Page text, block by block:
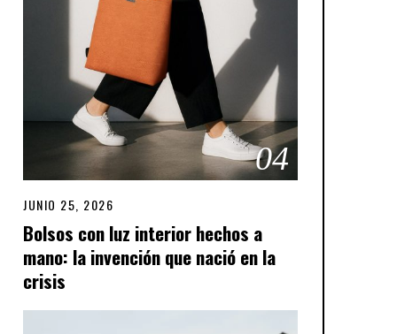
04
JUNIO 25, 2026
N
I
5
Bolsos con luz interior hechos a
mano: la invención que nació en la
crisis